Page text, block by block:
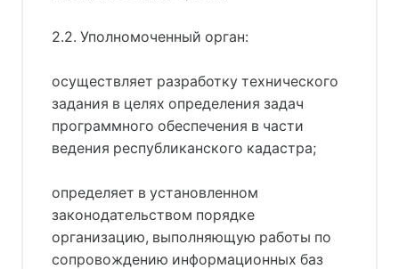
2.2. Уполномоченный орган:
осуществляет разработку технического
задания в целях определения задач
программного обеспечения в части
ведения республиканского кадастра;
определяет в установленном
законодательством порядке
организацию, выполняющую работы по
сопровождению информационных баз